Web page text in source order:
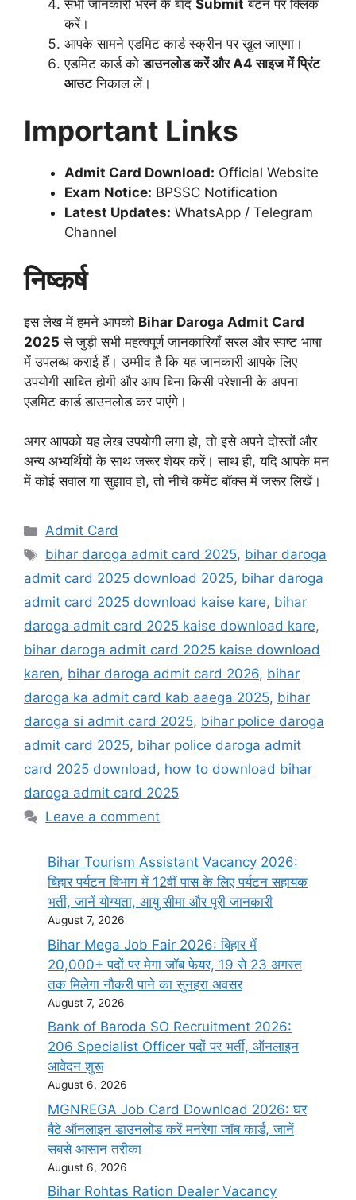
सभी जानकारी भरने के बाद Submit बटन पर क्लिक
करें।
आपके सामने एडमिट कार्ड स्क्रीन पर खुल जाएगा।
एडमिट कार्ड कोडाउनलोड करें और A4 साइज में प्रिंट
आउटनिकाल लें।
Important Links
Admit Card Download: Official Website
Exam Notice: BPSSC Notification
Latest Updates: WhatsApp / Telegram
Channel
निष्कर्ष
इस लेख में हमने आपको Bihar Daroga Admit Card
2025 से जुड़ी सभी महत्वपूर्ण जानकारियाँ सरल और स्पष्ट भाषा
में उपलब्ध कराई हैं। उम्मीद है कि यह जानकारी आपके लिए
उपयोगी साबित होगी और आप बिना किसी परेशानी के अपना
एडमिट कार्ड डाउनलोड कर पाएंगे।
अगर आपको यह लेख उपयोगी लगा हो, तो इसे अपने दोस्तों और
अन्य अभ्यर्थियों के साथ जरूर शेयर करें। साथ ही, यदि आपके मन
में कोई सवाल या सुझाव हो, तो नीचे कमेंट बॉक्स में जरूर लिखें।
Admit Card
bihar daroga admit card 2025, bihar daroga
admit card 2025 download 2025, bihar daroga
admit card 2025 download kaise kare, bihar
daroga admit card 2025 kaise download kare,
bihar daroga admit card 2025 kaise download
karen, bihar daroga admit card 2026, bihar
daroga ka admit card kab aaega 2025, bihar
daroga si admit card 2025, bihar police daroga
admit card 2025, bihar police daroga admit
card 2025 download, how to download bihar
daroga admit card 2025
Leave a comment
Bihar Tourism Assistant Vacancy 2026:
बिहार पर्यटन विभाग में 12वीं पास के लिए पर्यटन सहायक
भर्ती, जानें योग्यता, आयु सीमा और पूरी जानकारी
August 7, 2026
Bihar Mega Job Fair 2026: बिहार में
20,000+ पदों पर मेगा जॉब फेयर, 19 से 23 अगस्त
तक मिलेगा नौकरी पाने का सुनहरा अवसर
August 7, 2026
Bank of Baroda SO Recruitment 2026:
206 Specialist Officer पदों पर भर्ती, ऑनलाइन
आवेदन शुरू
August 6, 2026
MGNREGA Job Card Download 2026: घर
बैठे ऑनलाइन डाउनलोड करें मनरेगा जॉब कार्ड, जानें
सबसे आसान तरीका
August 6, 2026
Bihar Rohtas Ration Dealer Vacancy